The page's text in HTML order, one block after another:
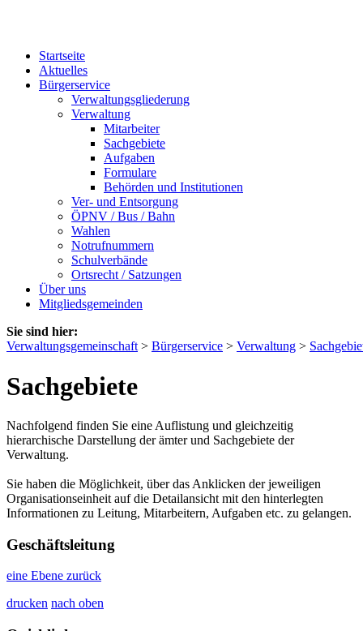
Startseite
Aktuelles
Bürgerservice
Verwaltungsgliederung
Verwaltung
Mitarbeiter
Sachgebiete
Aufgaben
Formulare
Behörden und Institutionen
Ver- und Entsorgung
ÖPNV / Bus / Bahn
Wahlen
Notrufnummern
Schulverbände
Ortsrecht / Satzungen
Über uns
Mitgliedsgemeinden
Sie sind hier:
Verwaltungsgemeinschaft > Bürgerservice > Verwaltung >
Sachgebiete
Nachfolgend finden Sie eine Auflistung und gleichzeitig
hierarchische Darstellung der ämter und Sachgebiete der
Verwaltung.
Sie haben die Möglichkeit, über das Anklicken der jeweiligen
Organisationseinheit auf die Detailansicht mit den hinterlegten
Informationen zu Leitung, Mitarbeitern, Aufgaben etc. zu gelangen.
Geschäftsleitung
eine Ebene zurück
drucken nach oben